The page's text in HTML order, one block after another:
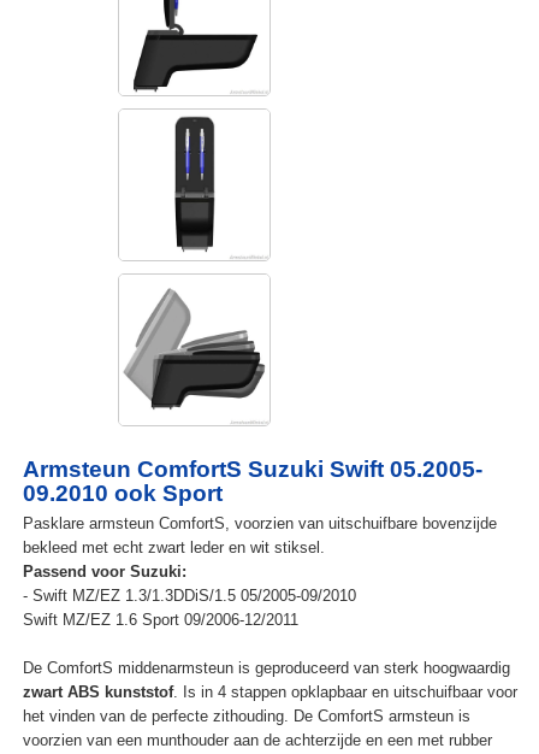
Armsteun ComfortS Suzuki Swift 05.2005-
09.2010 ook Sport
Pasklare armsteun ComfortS, voorzien van uitschuifbare bovenzijde
bekleed met echt zwart leder en wit stiksel.
Passend voor Suzuki:
- Swift MZ/EZ 1.3/1.3DDiS/1.5 05/2005-09/2010
Swift MZ/EZ 1.6 Sport 09/2006-12/2011
De ComfortS middenarmsteun is geproduceerd van sterk hoogwaardig
zwart ABS kunststof. Is in 4 stappen opklapbaar en uitschuifbaar voor
het vinden van de perfecte zithouding. De ComfortS armsteun is
voorzien van een munthouder aan de achterzijde en een met rubber